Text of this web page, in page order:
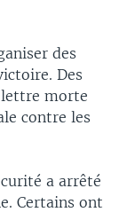
des
Des
lettre morte
contre les
a arrêté
Certains ont